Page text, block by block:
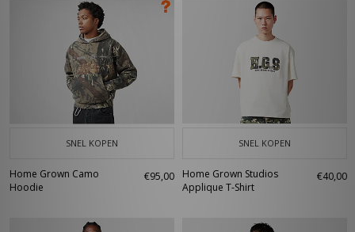
SNEL KOPEN
Home Grown Camo
Hoodie
€95,00
SNEL KOPEN
Home Grown Studios
Applique T-Shirt
€40,00